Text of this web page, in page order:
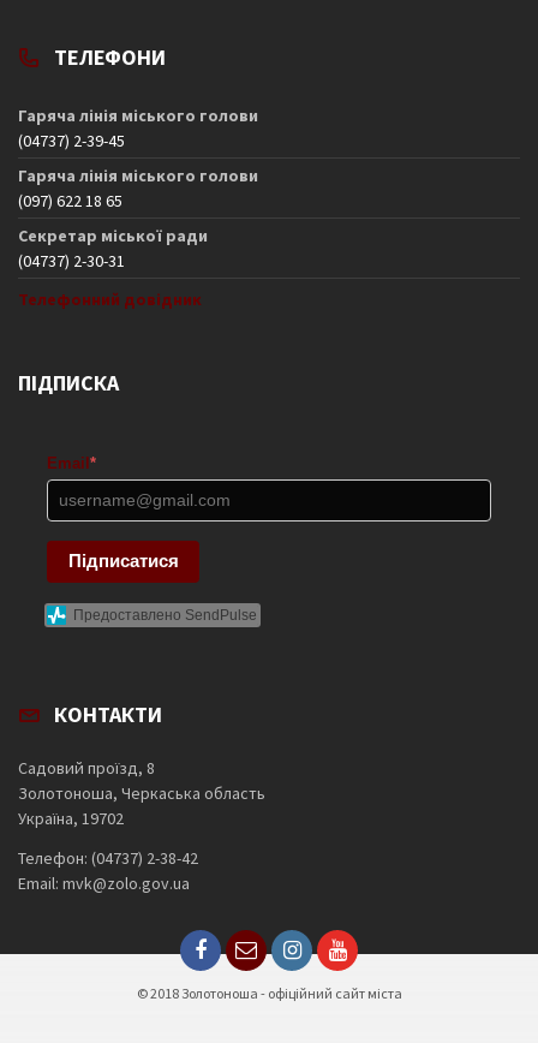
ТЕЛЕФОНИ
Гаряча лінія міського голови
(04737) 2-39-45
Гаряча лінія міського голови
(097) 622 18 65
Секретар міської ради
(04737) 2-30-31
Телефонний довідник
ПІДПИСКА
Email *
Підписатися
Предоставлено SendPulse
КОНТАКТИ
Садовий проїзд, 8
Золотоноша, Черкаська область
Україна, 19702
Телефон: (04737) 2-38-42
Email: mvk@zolo.gov.ua
© 2018 Золотоноша - офіційний сайт міста